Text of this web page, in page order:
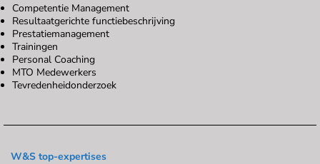
Competentie Management
Resultaatgerichte functiebeschrijving
Prestatiemanagement
Trainingen
Personal Coaching
MTO Medewerkers
Tevredenheidonderzoek
W&S top-expertises